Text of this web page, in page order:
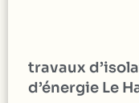
travaux
d’énergie Le